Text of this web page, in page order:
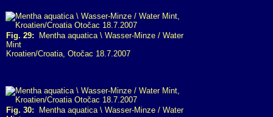
Fig. 29: Mentha aquatica \ Wasser-Minze / Water
Mint
Kroatien/Croatia, Otočac 18.7.2007
Fig. 30: Mentha aquatica \ Wasser-Minze / Water